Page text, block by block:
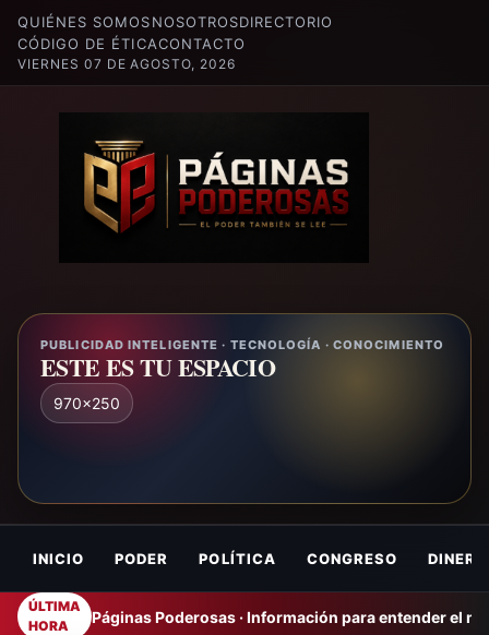
QUIÉNES SOMOSNOSOTROSDIRECTORIO
CÓDIGO DE ÉTICACONTACTO
VIERNES 07 DE AGOSTO, 2026
PUBLICIDAD INTELIGENTE · TECNOLOGÍA · CONOCIMIENTO
ESTE ES TU ESPACIO
970x250
INICIO PODER POLÍTICA CONGRESO DINERO
ÚLTIMA
HORA
Páginas Poderosas · Información para entender el